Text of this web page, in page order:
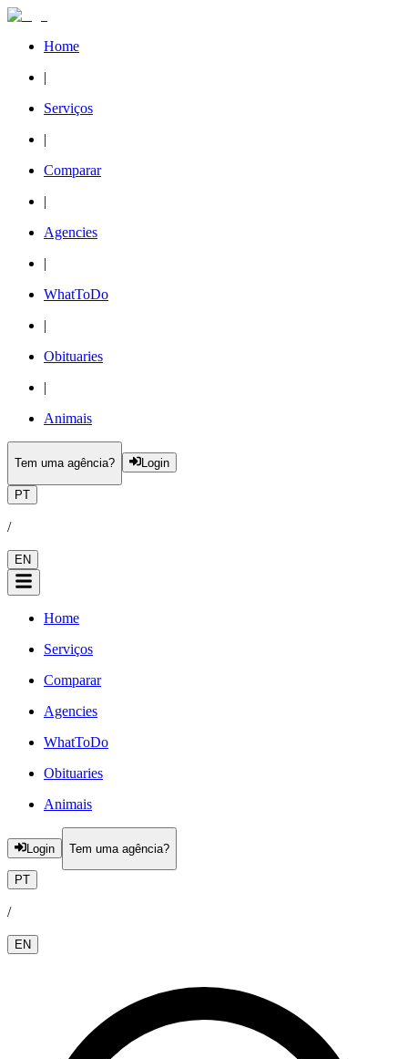
Home
|
Serviços
|
Comparar
|
Agencies
|
WhatToDo
|
Obituaries
|
Animais
Tem uma agência? Login
PT
/
EN
Home
Serviços
Comparar
Agencies
WhatToDo
Obituaries
Animais
Login Tem uma agência?
PT
/
EN